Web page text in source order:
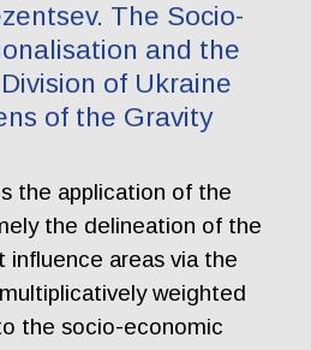
The Socio-
and the
of Ukraine
of the Gravity
the application of the
the delineation of the
influence areas via the
weighted
the socio-economic